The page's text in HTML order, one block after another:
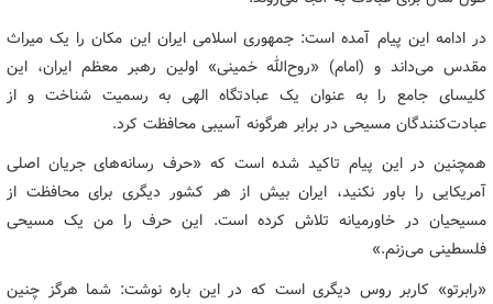
در ادامه این پیام آمده است: جمهوری اسلامی ایران این مکان را یک میراث
مقدس می‌داند و (امام) «روح‌الله خمینی» اولین رهبر معظم ایران، این
کلیسای جامع را به عنوان یک عبادتگاه الهی به رسمیت شناخت و از
عبادت‌کنندگان مسیحی در برابر هرگونه آسیبی محافظت کرد.
همچنین در این پیام تاکید شده است که «حرف رسانه‌های جریان اصلی
آمریکایی را باور نکنید، ایران بیش از هر کشور دیگری برای محافظت از
مسیحیان در خاورمیانه تلاش کرده است. این حرف را من یک مسیحی
فلسطینی می‌زنم.»
«رابرتو» کاربر روس دیگری است که در این باره نوشت: شما هرگز چنین